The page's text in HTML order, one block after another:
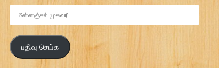
ன
ஞ்
ச
ல்
பதிவு செய்க